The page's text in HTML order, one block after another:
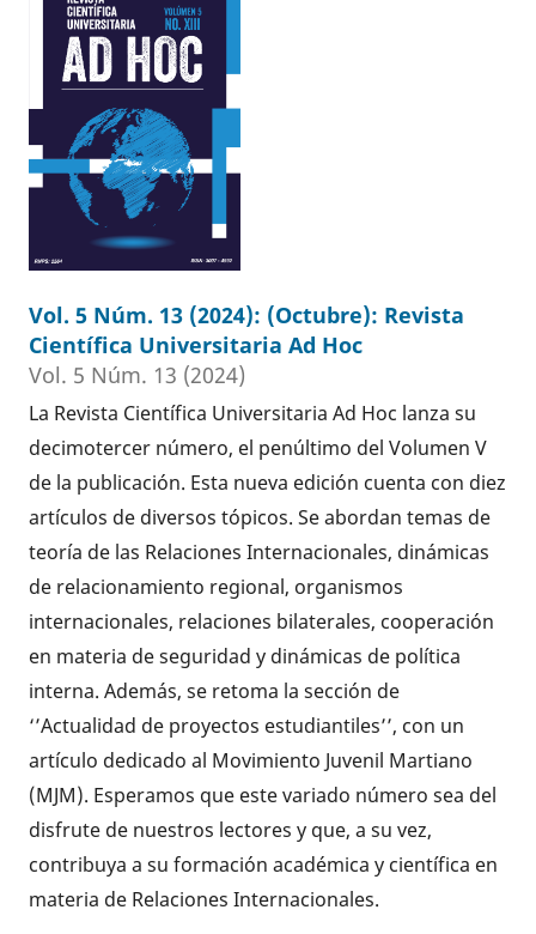
Vol. 5 Núm. 13 (2024): (Octubre): Revista
Científica Universitaria Ad Hoc
Vol. 5 Núm. 13 (2024)
La Revista Científica Universitaria Ad Hoc lanza su
decimotercer número, el penúltimo del Volumen V
de la publicación. Esta nueva edición cuenta con diez
artículos de diversos tópicos. Se abordan temas de
teoría de las Relaciones Internacionales, dinámicas
de relacionamiento regional, organismos
internacionales, relaciones bilaterales, cooperación
en materia de seguridad y dinámicas de política
interna. Además, se retoma la sección de
‘’Actualidad de proyectos estudiantiles’’, con un
artículo dedicado al Movimiento Juvenil Martiano
(MJM). Esperamos que este variado número sea del
disfrute de nuestros lectores y que, a su vez,
contribuya a su formación académica y científica en
materia de Relaciones Internacionales.